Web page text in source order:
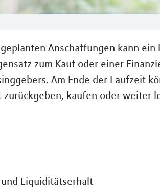
Anschaffungen kann ein
zum Kauf oder einer
Am Ende der Laufzeit
kaufen oder weiter
Liquiditätserhalt